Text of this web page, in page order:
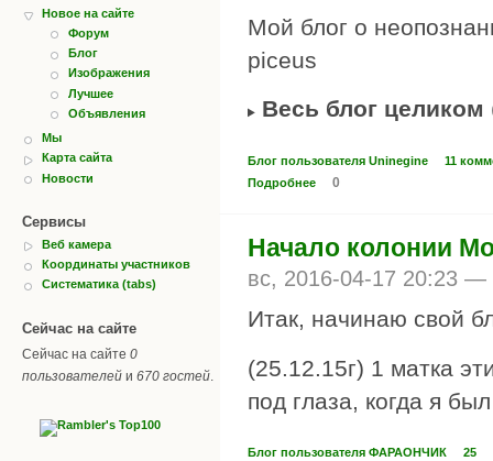
Новое на сайте
Форум
Блог
Изображения
Лучшее
Объявления
Мы
Карта сайта
Новости
Сервисы
Веб камера
Координаты участников
Систематика (tabs)
Сейчас на сайте
Сейчас на сайте 0
пользователей и 670 гостей
Мой блог о
piceus
Весь блог целиком
Блог пользователя Uninegine
11
Подробнее
0
Начало колонии
вс, 2016-04-17 20:23 —
Итак, начинаю свой
(25.12.15г) 1 матка
под глаза, когда я
Блог пользователя ФАРАОНЧИК
25